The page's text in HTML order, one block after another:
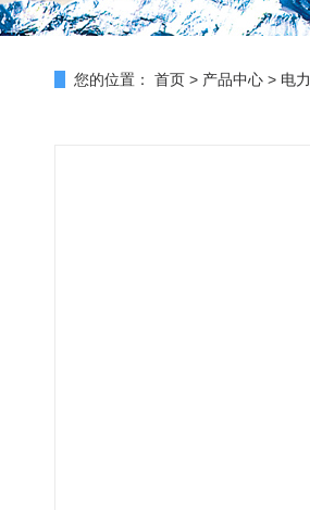
您的位置： 首页 > 产品中心 > 电